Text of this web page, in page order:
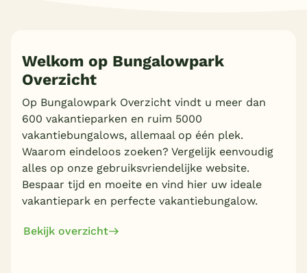
Welkom op Bungalowpark
Overzicht
Op Bungalowpark Overzicht vindt u meer dan
600 vakantieparken en ruim 5000
vakantiebungalows, allemaal op één plek.
Waarom eindeloos zoeken? Vergelijk eenvoudig
alles op onze gebruiksvriendelijke website.
Bespaar tijd en moeite en vind hier uw ideale
vakantiepark en perfecte vakantiebungalow.
Bekijk overzicht